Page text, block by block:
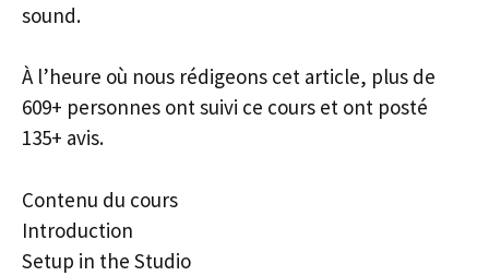
sound.
À l’heure où nous rédigeons cet article, plus de
609+ personnes ont suivi ce cours et ont posté
135+ avis.
Contenu du cours
Introduction
Setup in the Studio